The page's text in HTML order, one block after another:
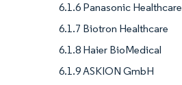
6.1.6 Panasonic Healthcare
6.1.7 Biotron Healthcare
6.1.8 Haier BioMedical
6.1.9 ASKION GmbH